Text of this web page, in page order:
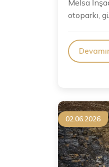
Melsa
otoparkı,
02.06.2026